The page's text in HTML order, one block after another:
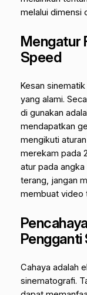
melalui dimensi
Mengatur
Speed
Kesan
yang alami.
di gunakan
mendapatkan
mengikuti aturan
merekam pada
atur pada
terang, jangan
membuat video
Pengganti
Cahaya adalah
sinematografi.